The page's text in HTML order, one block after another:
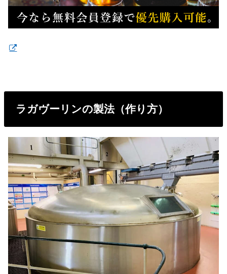
ラガヴーリンの製法（作り方）